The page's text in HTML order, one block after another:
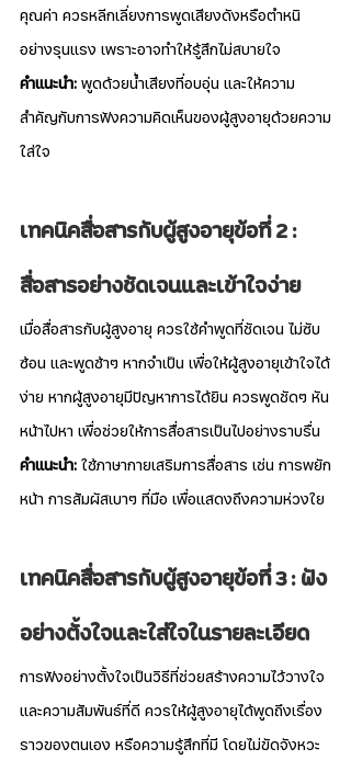
คุณค่า ควรหลีกเลี่ยงการพูดเสียงดังหรือตำหนิ
อย่างรุนแรง เพราะอาจทำให้รู้สึกไม่สบายใจ
คำแนะนำ: พูดด้วยน้ำเสียงที่อบอุ่น และให้ความ
สำคัญกับการฟังความคิดเห็นของผู้สูงอายุด้วยความ
ใส่ใจ
เทคนิคสื่อสารกับผู้สูงอายุข้อที่ 2 :
สื่อสารอย่างชัดเจนและเข้าใจง่าย
เมื่อสื่อสารกับผู้สูงอายุ ควรใช้คำพูดที่ชัดเจน ไม่ซับ
ซ้อน และพูดช้าๆ หากจำเป็น เพื่อให้ผู้สูงอายุเข้าใจได้
ง่าย หากผู้สูงอายุมีปัญหาการได้ยิน ควรพูดชัดๆ หัน
หน้าไปหา เพื่อช่วยให้การสื่อสารเป็นไปอย่างราบรื่น
คำแนะนำ: ใช้ภาษากายเสริมการสื่อสาร เช่น การพยัก
หน้า การสัมผัสเบาๆ ที่มือ เพื่อแสดงถึงความห่วงใย
เทคนิคสื่อสารกับผู้สูงอายุข้อที่ 3 : ฟัง
อย่างตั้งใจและใส่ใจในรายละเอียด
การฟังอย่างตั้งใจเป็นวิธีที่ช่วยสร้างความไว้วางใจ
และความสัมพันธ์ที่ดี ควรให้ผู้สูงอายุได้พูดถึงเรื่อง
ราวของตนเอง หรือความรู้สึกที่มี โดยไม่ขัดจังหวะ